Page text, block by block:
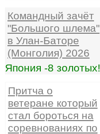
Командный зачёт
"Большого шлема"
в Улан-Баторе
(Монголия) 2026
Япония -8 золотых!
Притча о
ветеране который
стал бороться на
соревнованиях по